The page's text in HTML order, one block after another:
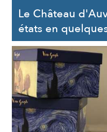
Le Château
états en